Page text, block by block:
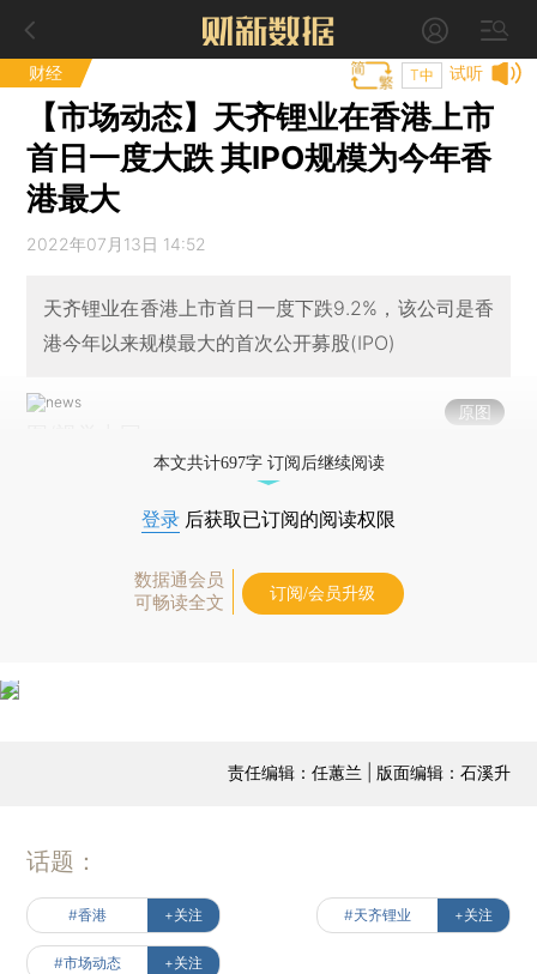
财经 试听
T中
【市场动态】天齐锂业在香港上市
首日一度大跌 其IPO规模为今年香
港最大
2022年07月13日 14:52
天齐锂业在香港上市首日一度下跌9.2%，该公司是香
港今年以来规模最大的首次公开募股(IPO)
原图
本文共计697字 订阅后继续阅读
登录 后获取已订阅的阅读权限
数据通会员
可畅读全文
订阅/会员升级
责任编辑：任蕙兰 | 版面编辑：石溪升
话题：
#香港 +关注 #天齐锂业 +关注
#市场动态 +关注